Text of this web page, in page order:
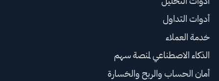
أدوات التداول
خدمة العملاء
الذكاء الاصطناعي لمنصة سهم
أمان الحساب والربح والخسارة